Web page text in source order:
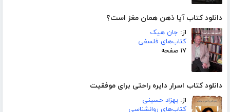
دانلود کتاب آیا ذهن همان مغز است؟
از: جان هیک
کتاب‌های فلسفی
۱۷ صفحه
دانلود کتاب اسرار دایره راحتی برای موفقیت
از: بهزاد حسینی
کتاب‌های روانشناسی